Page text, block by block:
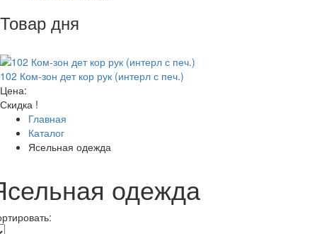
Товар дня
102 Ком-зон дет кор рук (интерл с печ.)
Цена:
Скидка !
Главная
Каталог
Ясельная одежда
одежда